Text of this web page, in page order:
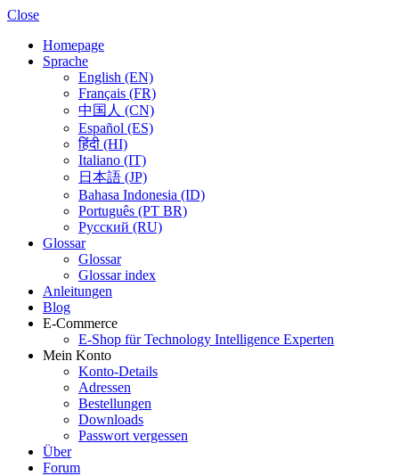
Close
Homepage
Sprache
English (EN)
Français (FR)
中国人 (CN)
Español (ES)
हिंदी (HI)
Italiano (IT)
日本語 (JP)
Bahasa Indonesia (ID)
Português (PT BR)
Pусский (RU)
Glossar
Glossar
Glossar index
Anleitungen
Blog
E-Commerce
E-Shop für Technology Intelligence Experten
Mein Konto
Konto-Details
Adressen
Bestellungen
Downloads
Passwort vergessen
Über
Forum